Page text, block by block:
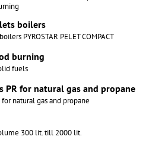
boilers
PYROSTAR PELET COMPACT
burning
fuels
PR for natural gas and propane
for natural gas and propane
300 lit. till 2000 lit.